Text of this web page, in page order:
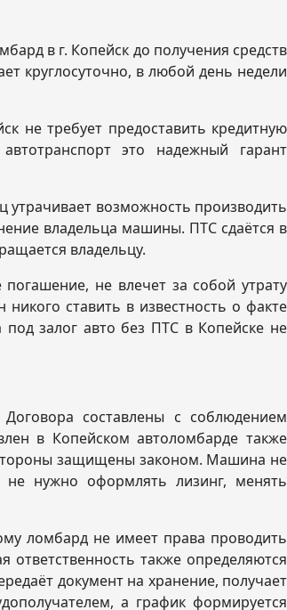
в г. Копейск до получения средств
круглосуточно, в любой день недели
не требует предоставить кредитную
это надежный гарант
утрачивает возможность производить
владельца машины. ПТС сдаётся в
владельцу.
не влечет за собой утрату
ставить в известность о факте
залог авто без ПТС в Копейске не
составлены с соблюдением
в Копейском автоломбарде также
защищены законом. Машина не
не нужно оформлять лизинг, менять
ломбард не имеет права проводить
также определяются
документ на хранение, получает
а график формируется